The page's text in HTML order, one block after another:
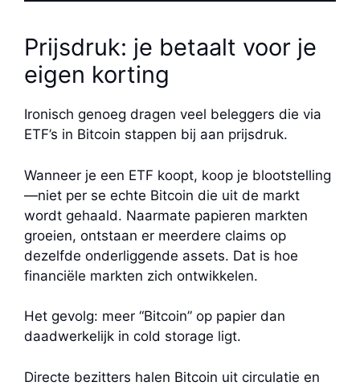
Prijsdruk: je betaalt voor je
eigen korting
Ironisch genoeg dragen veel beleggers die via
ETF’s in Bitcoin stappen bij aan prijsdruk.
Wanneer je een ETF koopt, koop je blootstelling
—niet per se echte Bitcoin die uit de markt
wordt gehaald. Naarmate papieren markten
groeien, ontstaan er meerdere claims op
dezelfde onderliggende assets. Dat is hoe
financiële markten zich ontwikkelen.
Het gevolg: meer “Bitcoin” op papier dan
daadwerkelijk in cold storage ligt.
Directe bezitters halen Bitcoin uit circulatie en